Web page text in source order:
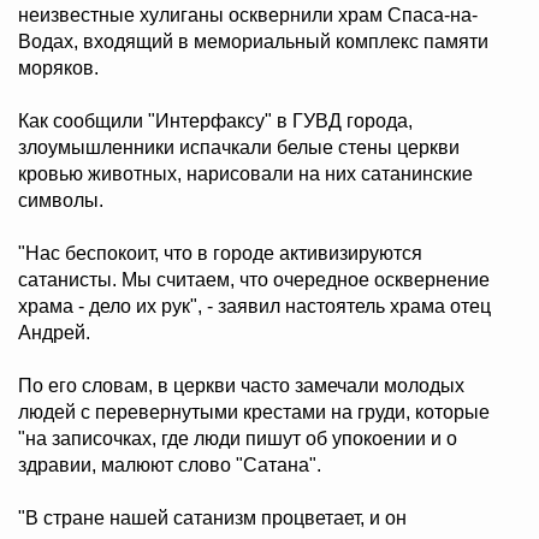
неизвестные хулиганы осквернили храм Спаса-на-
Водах, входящий в мемориальный комплекс памяти
моряков.
Как сообщили "Интерфаксу" в ГУВД города,
злоумышленники испачкали белые стены церкви
кровью животных, нарисовали на них сатанинские
символы.
"Нас беспокоит, что в городе активизируются
сатанисты. Мы считаем, что очередное осквернение
храма - дело их рук", - заявил настоятель храма отец
Андрей.
По его словам, в церкви часто замечали молодых
людей с перевернутыми крестами на груди, которые
"на записочках, где люди пишут об упокоении и о
здравии, малюют слово "Сатана".
"В стране нашей сатанизм процветает, и он